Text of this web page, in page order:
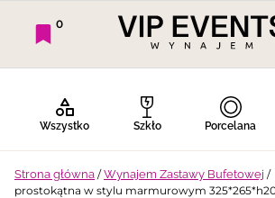
0
Wszystko Szkło Porcelana
Strona główna /Wynajem Zastawy Bufetowej /
prostokątna w stylu marmurowym 325*265*h20